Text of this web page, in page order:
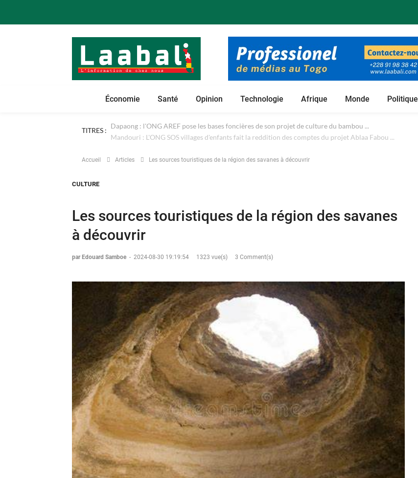
Économie Santé Opinion Technologie Afrique Monde Politique
TITRES : Dapaong : l'ONG AREF pose les bases foncières de son projet de culture du bambou ...
Accueil Articles Les sources touristiques de la région des savanes à découvrir
CULTURE
Les sources touristiques de la région des savanes
à découvrir
par Edouard Samboe - 2024-08-30 19:19:54 1323 vue(s) 3 Comment(s)